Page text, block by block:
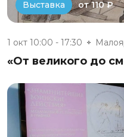
Выставка от 110 ₽
1 окт 10:00 - 17:30
«От великого до